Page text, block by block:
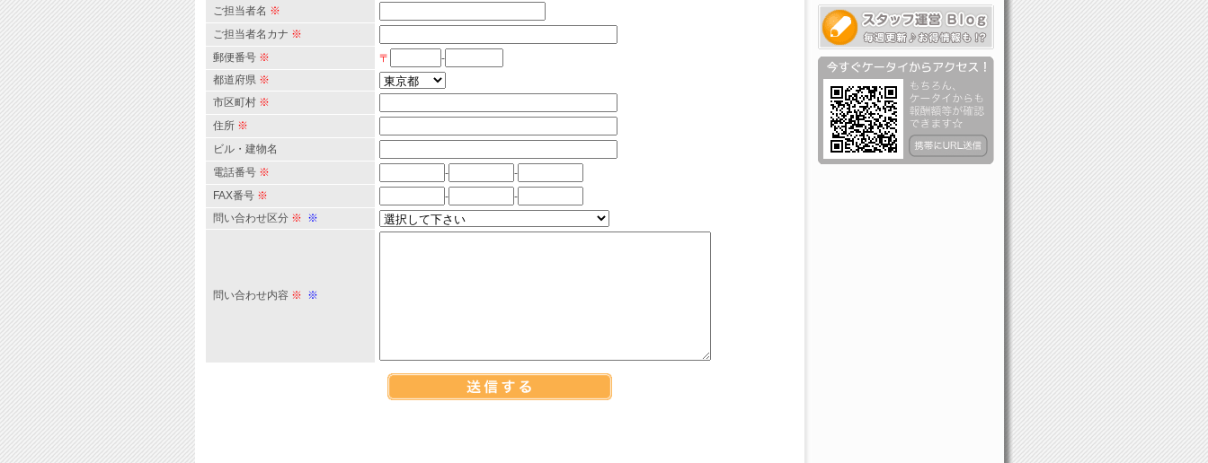
ご担当者名 ※
ご担当者名カナ ※
郵便番号 ※ 〒
-
都道府県 ※
市区町村 ※
住所 ※
ビル・建物名
電話番号 ※ -
-
FAX番号 ※ -
-
問い合わせ区分 ※ ※
問い合わせ内容 ※ ※